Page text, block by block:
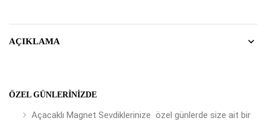
AÇIKLAMA
ÖZEL GÜNLERINIZDE
Açacaklı Magnet Sevdiklerinize özel günlerde size ait bir